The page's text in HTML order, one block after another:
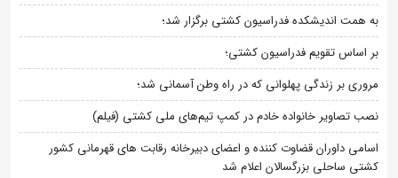
به همت اندیشکده فدراسیون کشتی برگزار شد؛
بر اساس تقویم فدراسیون کشتی؛
مروری بر زندگی پهلوانی که در راه وطن آسمانی شد؛
نصب تصاویر خانواده خادم در کمپ تیم‌های ملی کشتی (فیلم)
اسامی داوران قضاوت کننده و اعضای دبیرخانه رقابت های قهرمانی کشور
کشتی ساحلی بزرگسالان اعلام شد